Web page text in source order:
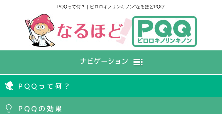
PQQって何？｜ピロロキノリンキノン”なるほどPQQ”
ナビゲーション
PQQって何？
PQQの効果